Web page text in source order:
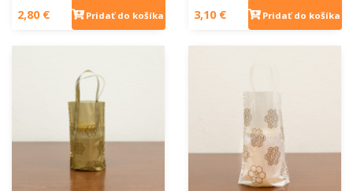
2,80 € Pridať do košíka 3,10 € Pridať do košíka